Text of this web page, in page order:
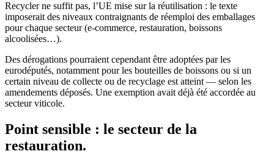
Recycler ne suffit pas, l’UE mise sur la réutilisation : le texte
imposerait des niveaux contraignants de réemploi des emballages
pour chaque secteur (e-commerce, restauration, boissons
alcoolisées…).
Des dérogations pourraient cependant être adoptées par les
eurodéputés, notamment pour les bouteilles de boissons ou si un
certain niveau de collecte ou de recyclage est atteint — selon les
amendements déposés. Une exemption avait déjà été accordée au
secteur viticole.
Point sensible : le secteur de la
restauration.